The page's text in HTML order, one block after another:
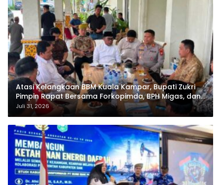
Atasi Kelangkaan BBM Kuala Kampar, Bupati Zukri
Pimpin Rapat Bersama Forkopimda, BPH Migas, dan
Pertamina
Juli 31, 2026